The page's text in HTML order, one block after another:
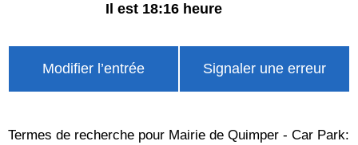
Il est 18:16 heure
Modifier l’entrée Signaler une erreur
Termes de recherche pour Mairie de Quimper - Car Park: